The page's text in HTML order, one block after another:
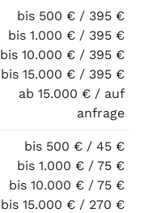
bis 500 € / 395 €
bis 1.000 € / 395 €
bis 10.000 € / 395 €
bis 15.000 € / 395 €
ab 15.000 € / auf
anfrage
bis 500 € / 45 €
bis 1.000 € / 75 €
bis 10.000 € / 75 €
bis 15.000 € / 270 €